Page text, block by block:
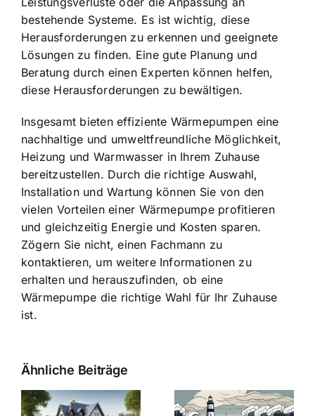
bestehende Systeme. Es ist wichtig, diese
Herausforderungen zu erkennen und geeignete
Lösungen zu finden. Eine gute Planung und
Beratung durch einen Experten können helfen,
diese Herausforderungen zu bewältigen.
Insgesamt bieten effiziente Wärmepumpen eine
nachhaltige und umweltfreundliche Möglichkeit,
Heizung und Warmwasser in Ihrem Zuhause
bereitzustellen. Durch die richtige Auswahl,
Installation und Wartung können Sie von den
vielen Vorteilen einer Wärmepumpe profitieren
und gleichzeitig Energie und Kosten sparen.
Zögern Sie nicht, einen Fachmann zu
kontaktieren, um weitere Informationen zu
erhalten und herauszufinden, ob eine
Wärmepumpe die richtige Wahl für Ihr Zuhause
ist.
Ähnliche Beiträge
Bauzinsen im
Die Evolution
der